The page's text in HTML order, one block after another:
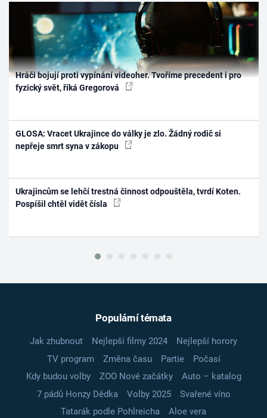
Hráči bojují proti vypínání videoher. Tvoříme precedent i pro
fyzický svět, říká Gregorová
GLOSA: Vracet Ukrajince do války je zlo. Žádný rodič si
nepřeje smrt syna v zákopu
Ukrajincům se lehčí trestná činnost odpouštěla, tvrdí Koten.
Pospíšil chtěl vidět čísla
Populární témata
Jak zhubnout Nejlepší filmy 2024
Nejlepší horory
TV program
Změna času Partie
Počasí
Kdy budou volby
ZOO Nové začátky
Auto – katalog
7 pádů Honzy Dědka
Volby 2025
Svařené víno
Tatarák podle Pohlreicha
Aloe vera